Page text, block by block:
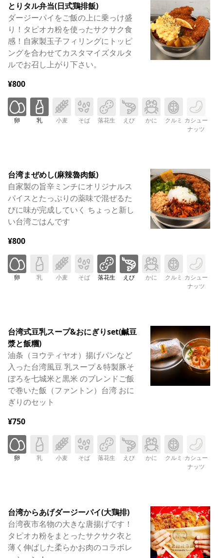
とりタル弁当(日式鶏排飯)
ダージーパイをご飯の上に乗っけ盛
り！タピオカ粉を使ったサクサク食
感！自家製玉子フィリングにトッピ
ングを合わせてカスタマイズタルタ
ルでお召し上がり下さい。
¥800
卵 乳 小麦 そば 落花生 えび かに クルミ カシュー
ナッツ
台湾まぜめし(麻辣魯肉飯)
自家製の旨辛ミンチにオリジナルス
パイスとたっぷりの薬味で混ぜるた
びに味が完成していく ちょっと新し
い台湾ごはんです
¥800
卵 乳 小麦 そば 落花生 えび かに クルミ カシュー
ナッツ
台湾式豆乳スープ&おにぎりset(鹹豆
漿と飯糰)
油条（ヨウティヤオ）揚げパンなど
入った台湾風豆 乳スープ＆特製豚そ
ぼろを七城米と黒米 のブレンドご飯
で巻いた飯（ファントン）台湾 おに
ぎりのセット
¥750
卵 乳 小麦 そば 落花生 えび かに クルミ カシュー
ナッツ
台湾からあげダージーパイ(大鶏排)
台湾夜市名物の大きな唐揚げです！
タピオカ粉をまとったサクサク衣と
薄く伸ばした柔らかお肉のコラボレ